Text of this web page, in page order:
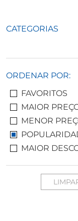
CATEGORIAS
ORDENAR POR:
FAVORITOS
MAIOR
MENOR
MAIOR